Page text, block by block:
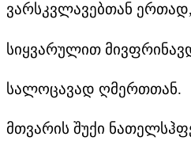
ვარსკვლავებთან ერთად,
სიყვარულით
სალოცავად ღმერთთან.
მთვარის შუქი